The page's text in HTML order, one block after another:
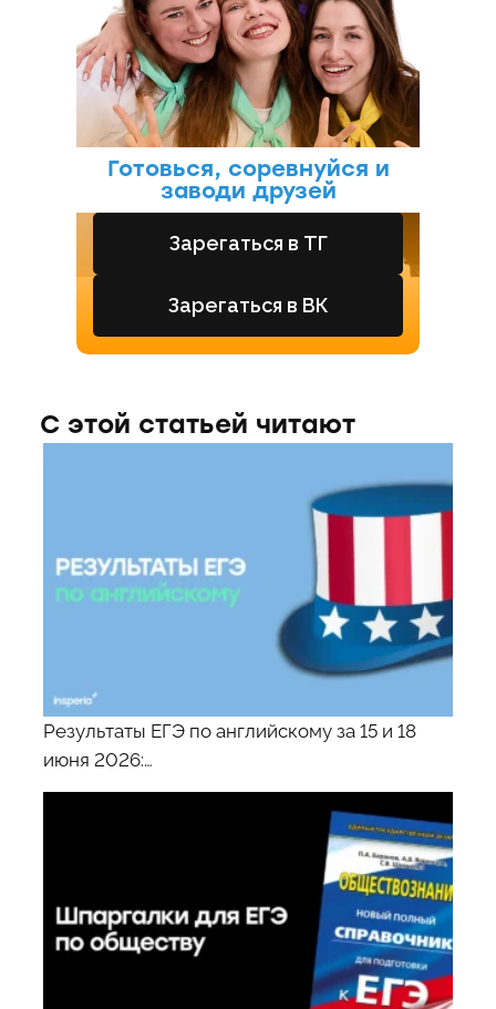
Готовься, соревнуйся и
заводи друзей
Зарегаться в ТГ
Зарегаться в ВК
С этой статьей читают
Результаты ЕГЭ по английскому за 15 и 18
июня 2026:…